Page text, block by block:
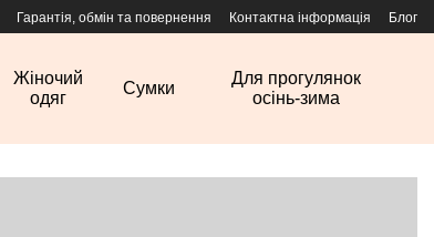
Гарантія, обмін та повернення Контактна інформація Блог
Жіночий
одяг
Сумки
Для прогулянок
осінь-зима